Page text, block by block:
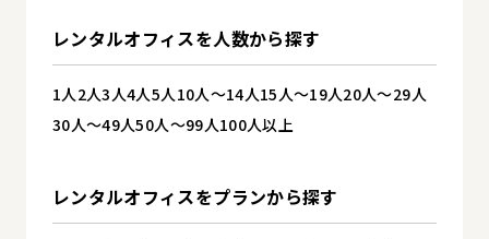
レンタルオフィスを人数から探す
1人 2人3人4人5人 10人～14人15人～19人20人～29人
30人～49人50人～99人100人以上
レンタルオフィスをプランから探す